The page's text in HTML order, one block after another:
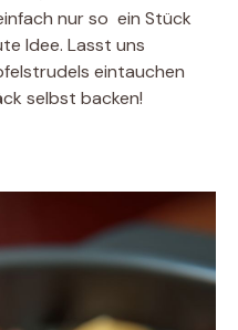
nur so  ein Stück
Idee. Lasst uns
eintauchen
selbst backen!